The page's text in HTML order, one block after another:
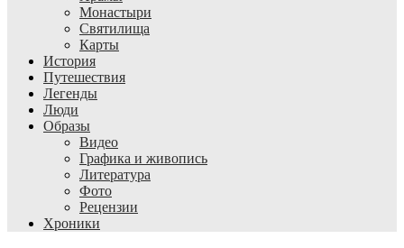
Монастыри
Святилища
Карты
История
Путешествия
Легенды
Люди
Образы
Видео
Графика и живопись
Литература
Фото
Рецензии
Хроники